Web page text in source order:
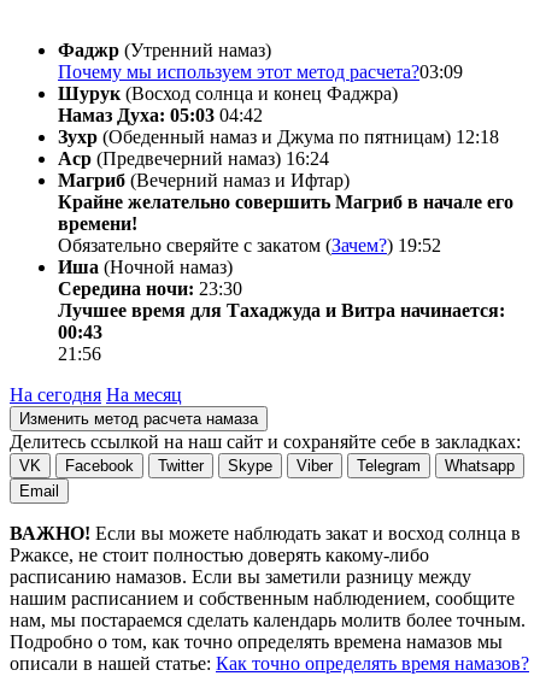
Фаджр (Утренний намаз)
Почему мы используем этот метод расчета?03:09
Шурук (Восход солнца и конец Фаджра)
Намаз Духа: 05:03 04:42
Зухр (Обеденный намаз и Джума по пятницам) 12:18
Аср (Предвечерний намаз) 16:24
Магриб (Вечерний намаз и Ифтар)
Крайне желательно совершить Магриб в начале его
времени!
Обязательно сверяйте с закатом (Зачем?) 19:52
Иша (Ночной намаз)
Середина ночи: 23:30
Лучшее время для Тахаджуда и Витра начинается:
00:43
21:56
На сегодня На месяц
Изменить метод расчета намаза
Делитесь ссылкой на наш сайт и сохраняйте себе в закладках:
VK Facebook Twitter Skype Viber Telegram
Whatsapp
Email
ВАЖНО! Если вы можете наблюдать закат и восход солнца в
Ржаксе, не стоит полностью доверять какому-либо
расписанию намазов. Если вы заметили разницу между
нашим расписанием и собственным наблюдением, сообщите
нам, мы постараемся сделать календарь молитв более точным.
Подробно о том, как точно определять времена намазов мы
описали в нашей статье: Как точно определять время намазов?